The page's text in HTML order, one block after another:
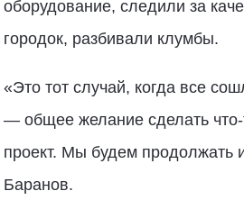
оборудование, следили за
городок, разбивали клумбы.
«Это тот случай, когда все
— общее желание сделать
проект. Мы будем продолжать
Баранов.